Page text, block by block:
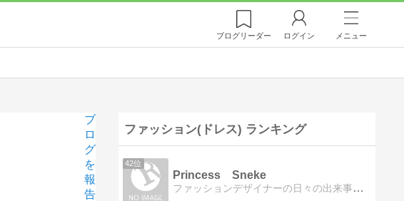
ブログリーダー ログイン メニュー
ブ
ロ
グ
を
報
告
ファッション(ドレス) ランキング
42位
Princess Sneke
ファッションデザイナーの日々の出来事博士号習得済みファッションデザイナーが日々の出来事や流行、論文などを紹介します